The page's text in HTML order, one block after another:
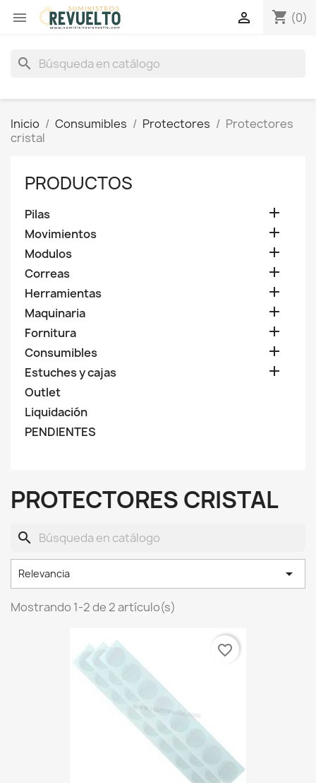
 shopping_cart (0)

search
Inicio Consumibles Protectores
Protectores
cristal
PRODUCTOS
Pilas 
Movimientos 
Modulos 
Correas 
Herramientas 
Maquinaria 
Fornitura 
Consumibles 
Estuches y cajas 
Outlet
Liquidación
PENDIENTES
PROTECTORES CRISTAL
search
Relevancia 
Mostrando 1-2 de 2 artículo(s)
favorite_border